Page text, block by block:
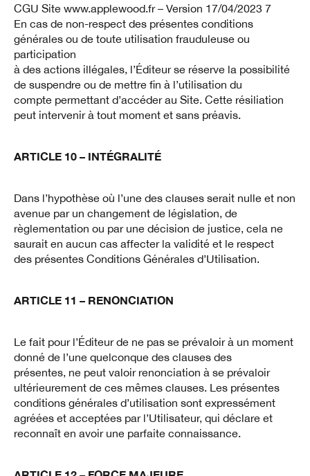
CGU Site www.applewood.fr – Version 17/04/2023 7
En cas de non-respect des présentes conditions
générales ou de toute utilisation frauduleuse ou
participation
à des actions illégales, l’Éditeur se réserve la possibilité
de suspendre ou de mettre fin à l’utilisation du
compte permettant d’accéder au Site. Cette résiliation
peut intervenir à tout moment et sans préavis.
ARTICLE 10 – INTÉGRALITÉ
Dans l’hypothèse où l’une des clauses serait nulle et non
avenue par un changement de législation, de
règlementation ou par une décision de justice, cela ne
saurait en aucun cas affecter la validité et le respect
des présentes Conditions Générales d’Utilisation.
ARTICLE 11 – RENONCIATION
Le fait pour l’Éditeur de ne pas se prévaloir à un moment
donné de l’une quelconque des clauses des
présentes, ne peut valoir renonciation à se prévaloir
ultérieurement de ces mêmes clauses. Les présentes
conditions générales d’utilisation sont expressément
agréées et acceptées par l’Utilisateur, qui déclare et
reconnaît en avoir une parfaite connaissance.